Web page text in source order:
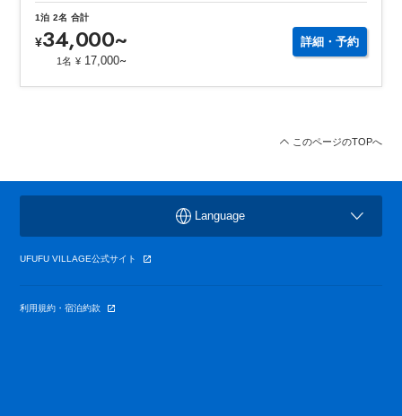
1泊 2名 合計
¥34,000~
1名 ¥ 17,000~
詳細・予約
このページのTOPへ
UFUFU VILLAGE公式サイト
Language
利用規約・宿泊約款